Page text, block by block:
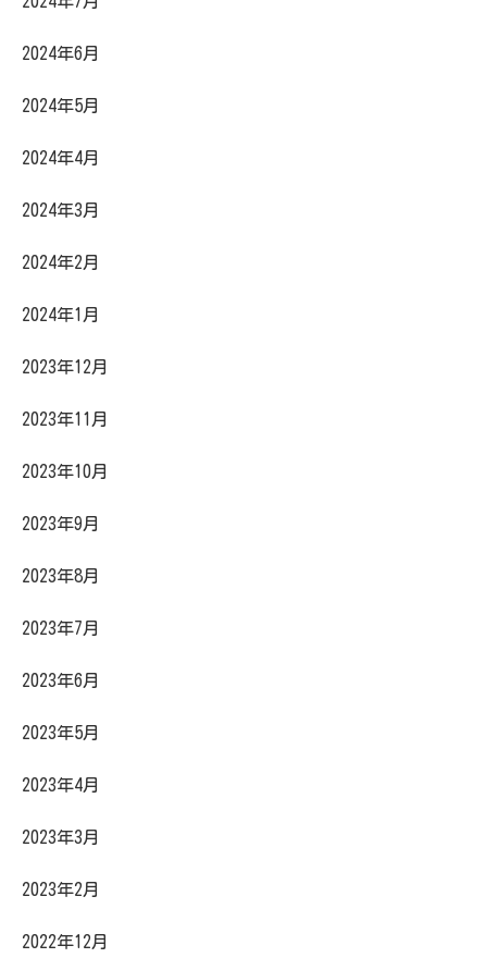
2024年6月
2024年5月
2024年4月
2024年3月
2024年2月
2024年1月
2023年12月
2023年11月
2023年10月
2023年9月
2023年8月
2023年7月
2023年6月
2023年5月
2023年4月
2023年3月
2023年2月
2022年12月